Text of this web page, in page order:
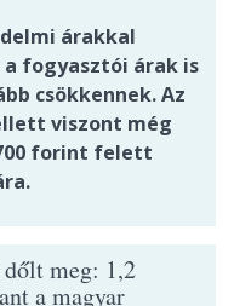
árakkal
a fogyasztói árak is
csökkennek. Az
viszont még
forint felett
meg: 1,2
a magyar